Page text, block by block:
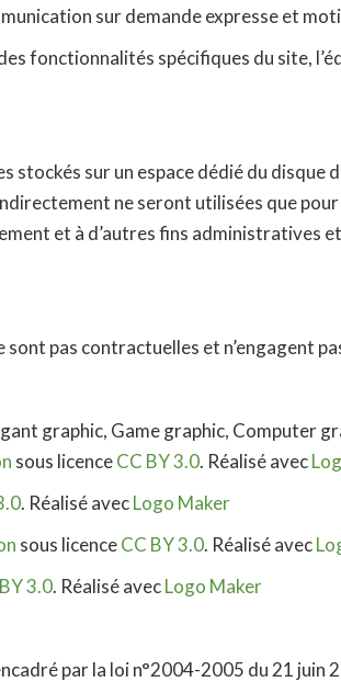
sur demande expresse et
fonctionnalités spécifiques du site,
sur un espace dédié du disque
ne seront utilisées que
et à d’autres fins administratives
pas contractuelles et n’engagent
graphic, Game graphic, Computer
sous licenceCC BY 3.0. Réalisé avec
. Réalisé avecLogo Maker
sous licenceCC BY 3.0. Réalisé avec
3.0. Réalisé avecLogo Maker
par la loi n°2004-2005 du 21 juin